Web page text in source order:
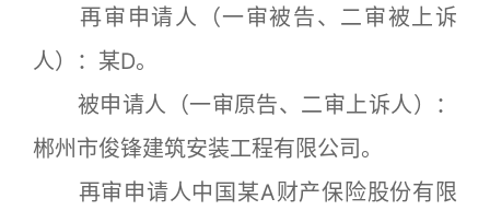
再审申请人（一审被告、二审被上诉
人）：某D。
被申请人（一审原告、二审上诉人）：
郴州市俊锋建筑安装工程有限公司。
再审申请人中国某A财产保险股份有限